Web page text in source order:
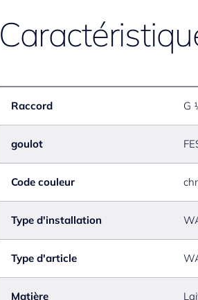
Raccord G
goulot
Code couleur
Type d'installation
Type d'article
Matière